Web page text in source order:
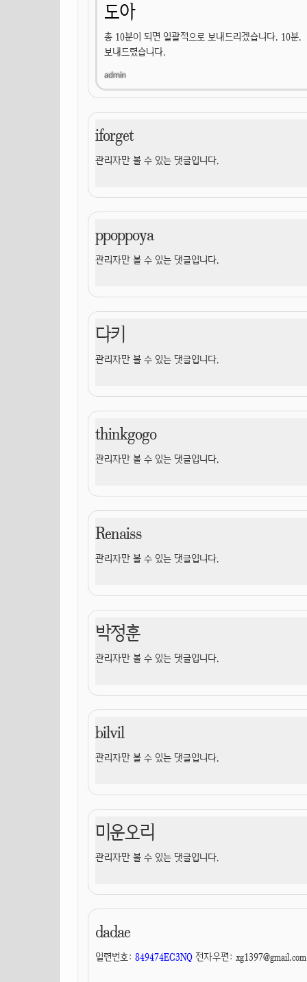
도아
총 10분이 되면 일괄적으로 보내드리겠습니다. 10분.
보내드렸습니다.
iforget
관리자만 볼 수 있는 댓글입니다.
ppoppoya
관리자만 볼 수 있는 댓글입니다.
다키
관리자만 볼 수 있는 댓글입니다.
thinkgogo
관리자만 볼 수 있는 댓글입니다.
Renaiss
관리자만 볼 수 있는 댓글입니다.
박정훈
관리자만 볼 수 있는 댓글입니다.
bilvil
관리자만 볼 수 있는 댓글입니다.
미운오리
관리자만 볼 수 있는 댓글입니다.
dadae
일련번호: 849474EC3NQ 전자우편: xg1397@gmail.com